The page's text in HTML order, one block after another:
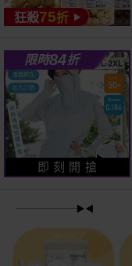
狂殺75折
限時84折
即 刻 開 搶